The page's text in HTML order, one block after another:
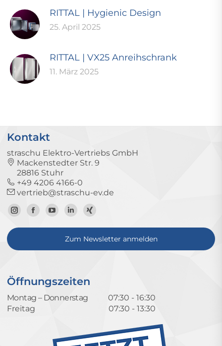
RITTAL | Hygienic Design
25. April 2025
RITTAL | VX25 Anreihschrank
11. März 2025
Kontakt
straschu Elektro-Vertriebs GmbH
Mackenstedter Str. 9
28816 Stuhr
+49 4206 4166-0
vertrieb@straschu-ev.de
Zum
Instagram-
Zur
Facebook-
Zum
YouTube-
Kanal
Zum
LinkedIn-
Profil
Zum
Xing-
Profil
Zum Newsletter anmelden
Öffnungszeiten
Montag – Donnerstag
07:30 - 16:30
Freitag
07:30 - 13:30